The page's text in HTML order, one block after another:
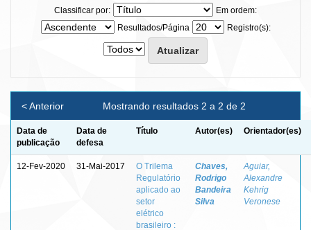
Classificar por:
Em ordem:
Resultados/Página
Registro(s):
Mostrando resultados 2 a 2 de 2
< Anterior
Data de
publicação
Data de
defesa
Título Autor(es) Orientador(es)
12-Fev-2020 31-Mai-2017
O Trilema
Regulatório
aplicado ao
setor
elétrico
brasileiro :
Chaves,
Rodrigo
Bandeira
Silva
Aguiar,
Alexandre
Kehrig
Veronese